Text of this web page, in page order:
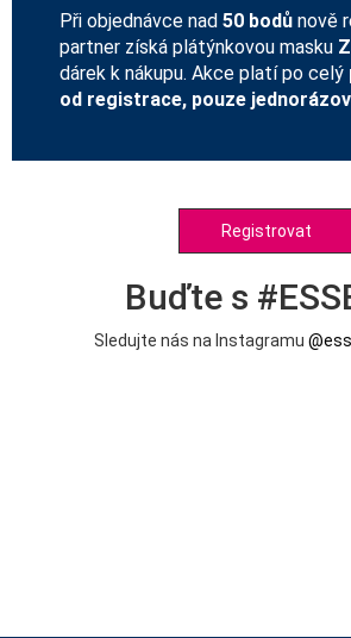
Při objednávce nad 50 bodů nově
partner získá plátýnkovou masku
dárek k nákupu. Akce platí po celý
od registrace, pouze
Registrovat
Buďte s
Sledujte nás na Instagramu